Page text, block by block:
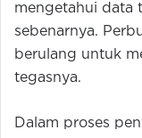
mengetahui data
sebenarnya.
berulang untuk
tegasnya.
Dalam proses